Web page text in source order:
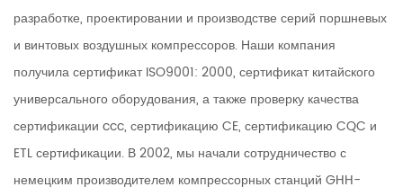
разработке, проектировании и производстве серий поршневых
и винтовых воздушных компрессоров. Наши компания
получила сертификат ISO9001: 2000, сертификат китайского
универсального оборудования, а также проверку качества
сертификации ccc, сертификацию CE, сертификацию CQC и
ETL сертификации. В 2002, мы начали сотрудничество с
немецким производителем компрессорных станций GHH-